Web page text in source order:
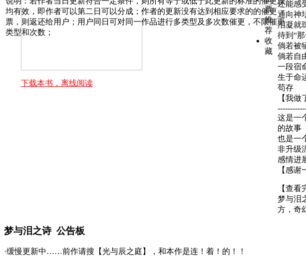
均有效，即作者可以第二日可以分成；作者的更新没有达到相应要求的的催更
票，则返还给用户；用户同日可对同一作品进行多类型及多次数催更，不限催更
类型和次数；
下载本书，离线阅读
票
推
荐
收
藏
还能感
通向神
泪凝就
待到“
倘若被
倘若自
一段宿
生于命
苟存
【我
这是一
的故事
也是一
非升级
感情进
【感
【查看
梦与泪
方，奇
梦与泪之诗 公告板
·缓慢更新中……前作请搜【光与辰之庭】，和本作是连！着！的！！